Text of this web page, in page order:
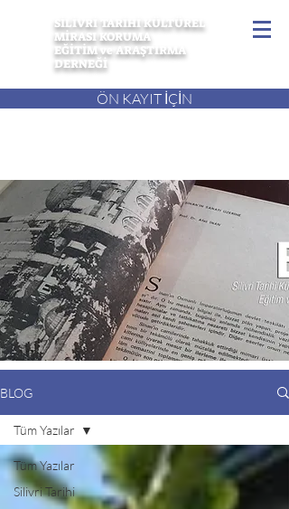
SİLİVRİ TARİHİ KÜLTÜREL
MİRASI KORUMA
EĞİTİM ve ARAŞTIRMA
DERNEĞİ
ÖN KAYIT İÇİN
BLOG
Tüm Yazılar
Silivri Tarihi
Tüm Yazılar